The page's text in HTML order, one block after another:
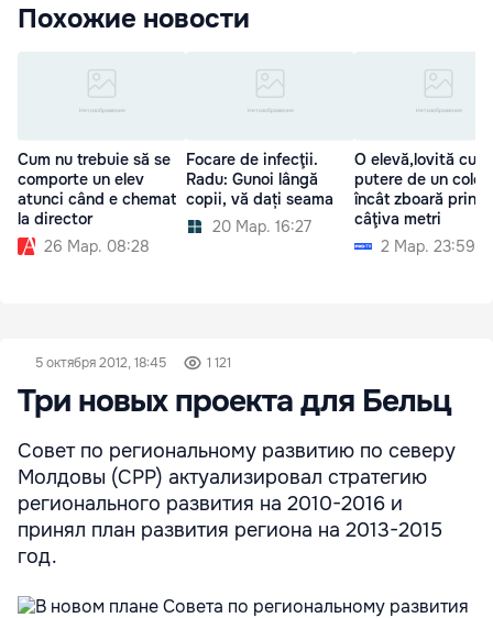
Похожие новости
Cum nu trebuie să se
comporte un elev
atunci când e chemat
la director
26 Мар. 08:28
Focare de infecţii.
Radu: Gunoi lângă
copii, vă dați seama
20 Мар. 16:27
O elevă,lovită cu
putere de un
încât zboară prin
câţiva metri
2 Мар. 23:59
5 октября 2012, 18:45 1 121
Три новых проекта для Бельц
Совет по региональному развитию по северу
Молдовы (СРР) актуализировал стратегию
регионального развития на 2010-2016 и
принял план развития региона на 2013-2015
год.